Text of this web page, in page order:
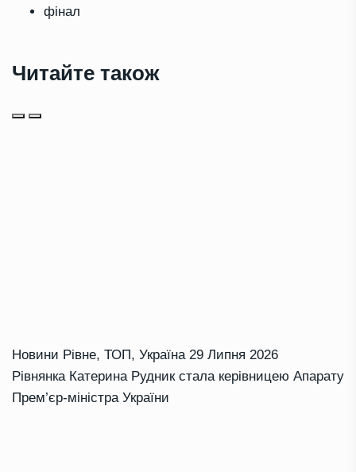
фінал
Читайте також
Новини Рівне, ТОП, Україна 29 Липня 2026
Рівнянка Катерина Рудник стала керівницею Апарату
Прем’єр-міністра України